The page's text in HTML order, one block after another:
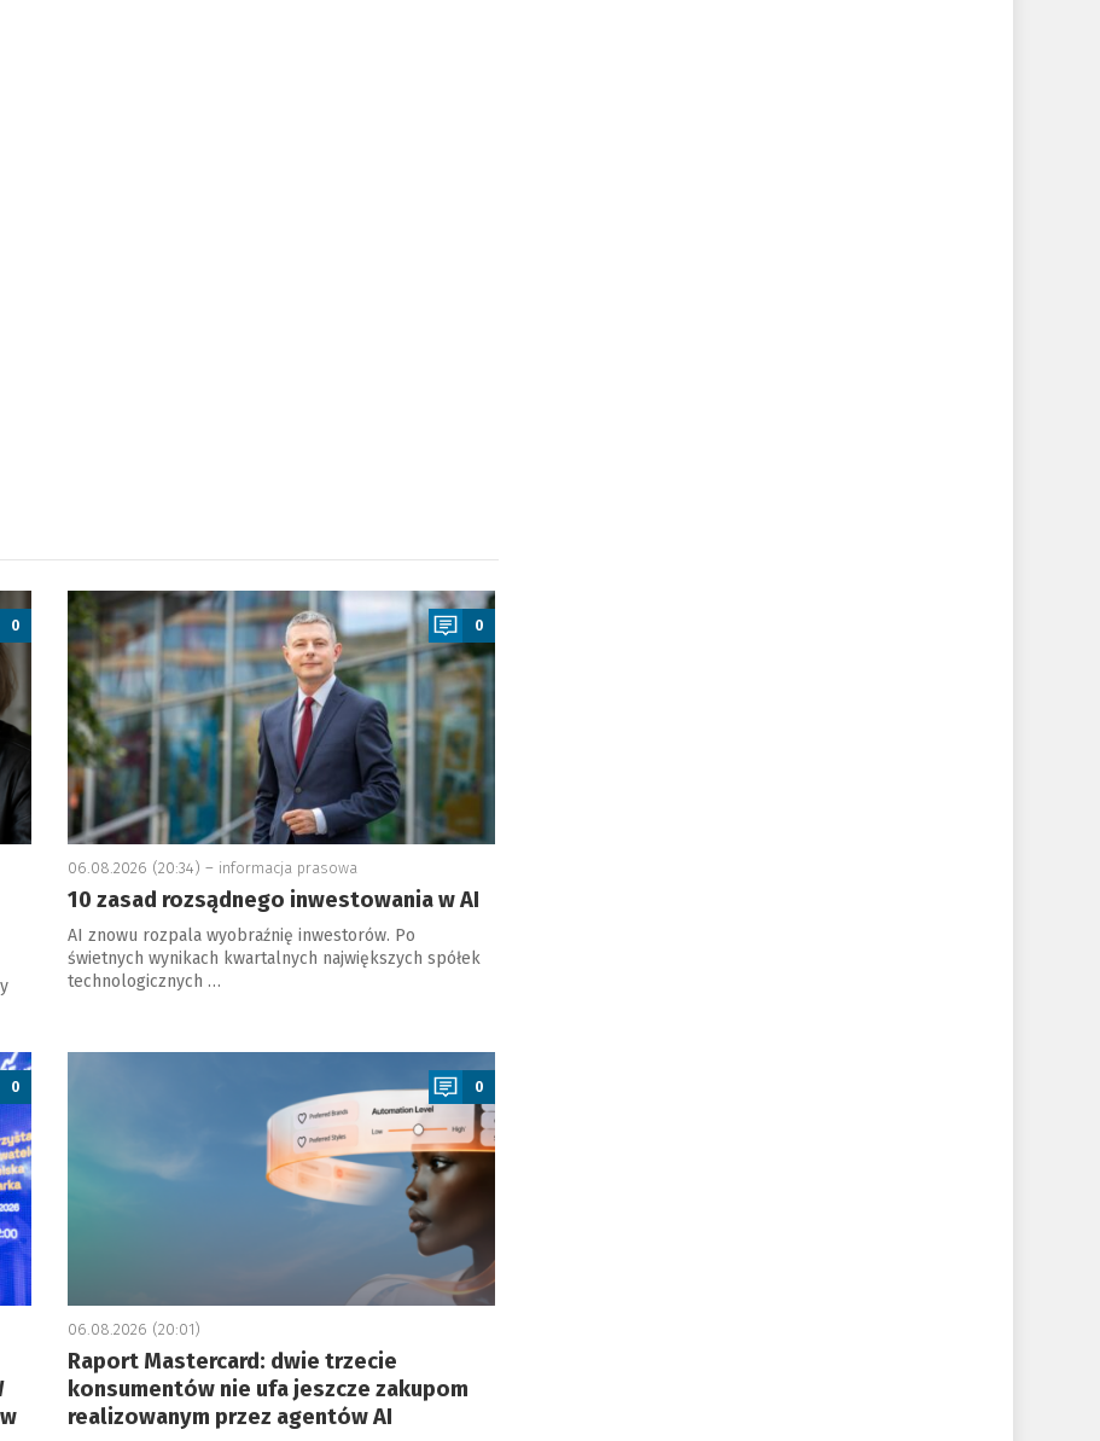
0
a
0
06.08.2026 (20:34) – informacja prasowa
10 zasad rozsądnego inwestowania w AI
AI znowu rozpala wyobraźnię inwestorów. Po
świetnych wynikach kwartalnych największych spółek
technologicznych …
0
a
0
06.08.2026 (20:01)
Raport Mastercard: dwie trzecie
konsumentów nie ufa jeszcze zakupom
realizowanym przez agentów AI